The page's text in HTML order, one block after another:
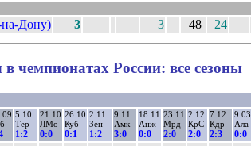
на-Дону) 3 3 48 24
чемпионатах России: все сезоны
5.10
Тер
1:2
21.10
ЛМо
0:0
26.10
Куб
0:1
2.11
Зен
1:2
9.11
Амк
3:0
18.11
Анж
0:0
23.11
Мрд
2:0
2.12
КрС
2:0
7.12
Кдр
2:3
9.03
Ала
0:0